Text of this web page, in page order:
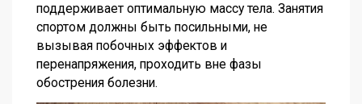
поддерживает оптимальную массу тела. Занятия
спортом должны быть посильными, не
вызывая побочных эффектов и
перенапряжения, проходить вне фазы
обострения болезни.